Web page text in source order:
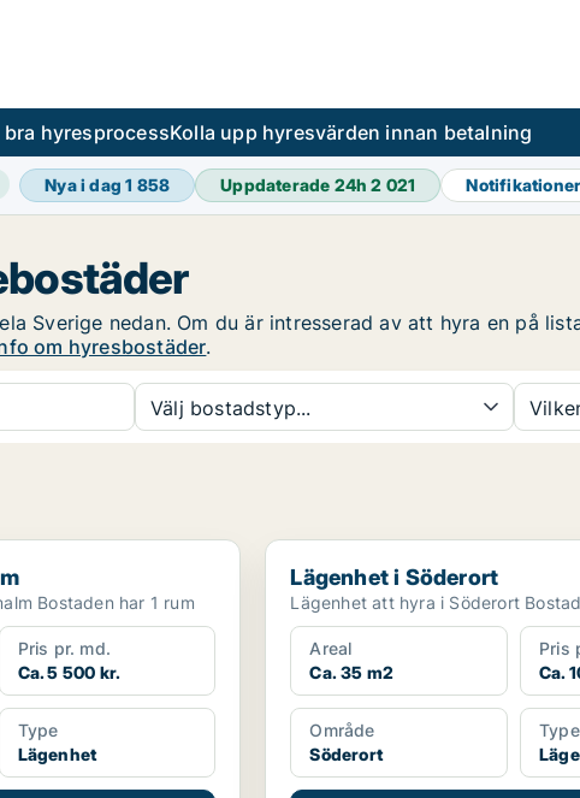
bra hyresprocessKolla upp hyresvärden innan betalning
Nya i dag1 858 Uppdaterade 24h2 021
Sverige nedan. Om du är intresserad av att hyra en på
om hyresbostäder.
Välj bostadstyp...
Lägenhet att hyra på Östermalm Bostaden har 1 rum
Pris pr. md.
Ca. 5 500 kr.
Type
Lägenhet
Lägenhet i Söderort
Lägenhet i Söderort
Lägenhet att
Areal
Ca. 35 m2
Pris
Ca.
Område
Söderort
Type